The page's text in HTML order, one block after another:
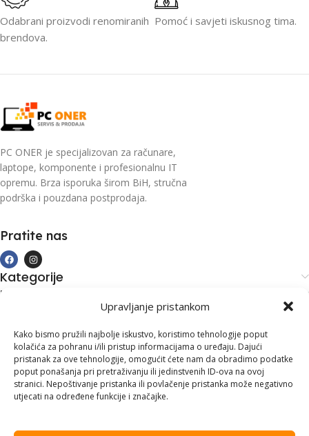
Upravljanje pristankom
Kako bismo pružili najbolje iskustvo, koristimo tehnologije poput
kolačića za pohranu i/ili pristup informacijama o uređaju. Dajući
pristanak za ove tehnologije, omogućit ćete nam da obradimo podatke
poput ponašanja pri pretraživanju ili jedinstvenih ID-ova na ovoj
stranici. Nepoštivanje pristanka ili povlačenje pristanka može negativno
utjecati na određene funkcije i značajke.
Odabrani proizvodi renomiranih
brendova.
Pomoć i savjeti iskusnog tima.
PC ONER je specijalizovan za računare,
laptope, komponente i profesionalnu IT
opremu. Brza isporuka širom BiH, stručna
podrška i pouzdana postprodaja.
Pratite nas
Kategorije
Kupovina i podrška
Kontakt informacije
Branilaca Bosne, 75 300 Lukavac
+387 35 555 999
info@pconer.ba